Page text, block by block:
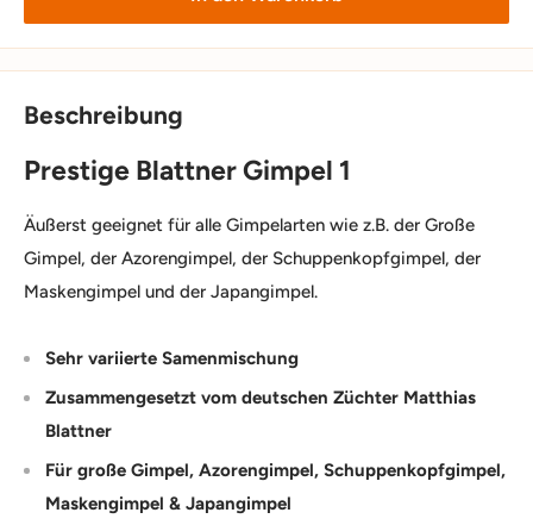
Beschreibung
Prestige Blattner Gimpel 1
Äußerst geeignet für alle Gimpelarten wie z.B. der Große
Gimpel, der Azorengimpel, der Schuppenkopfgimpel, der
Maskengimpel und der Japangimpel.
Sehr variierte Samenmischung
Zusammengesetzt vom deutschen Züchter Matthias
Blattner
Für große Gimpel, Azorengimpel, Schuppenkopfgimpel,
Maskengimpel & Japangimpel